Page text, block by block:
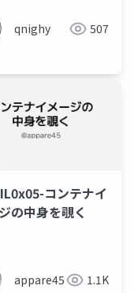
qnighy 507
コンテナイ
の中身を覗く
appare45 1.1K